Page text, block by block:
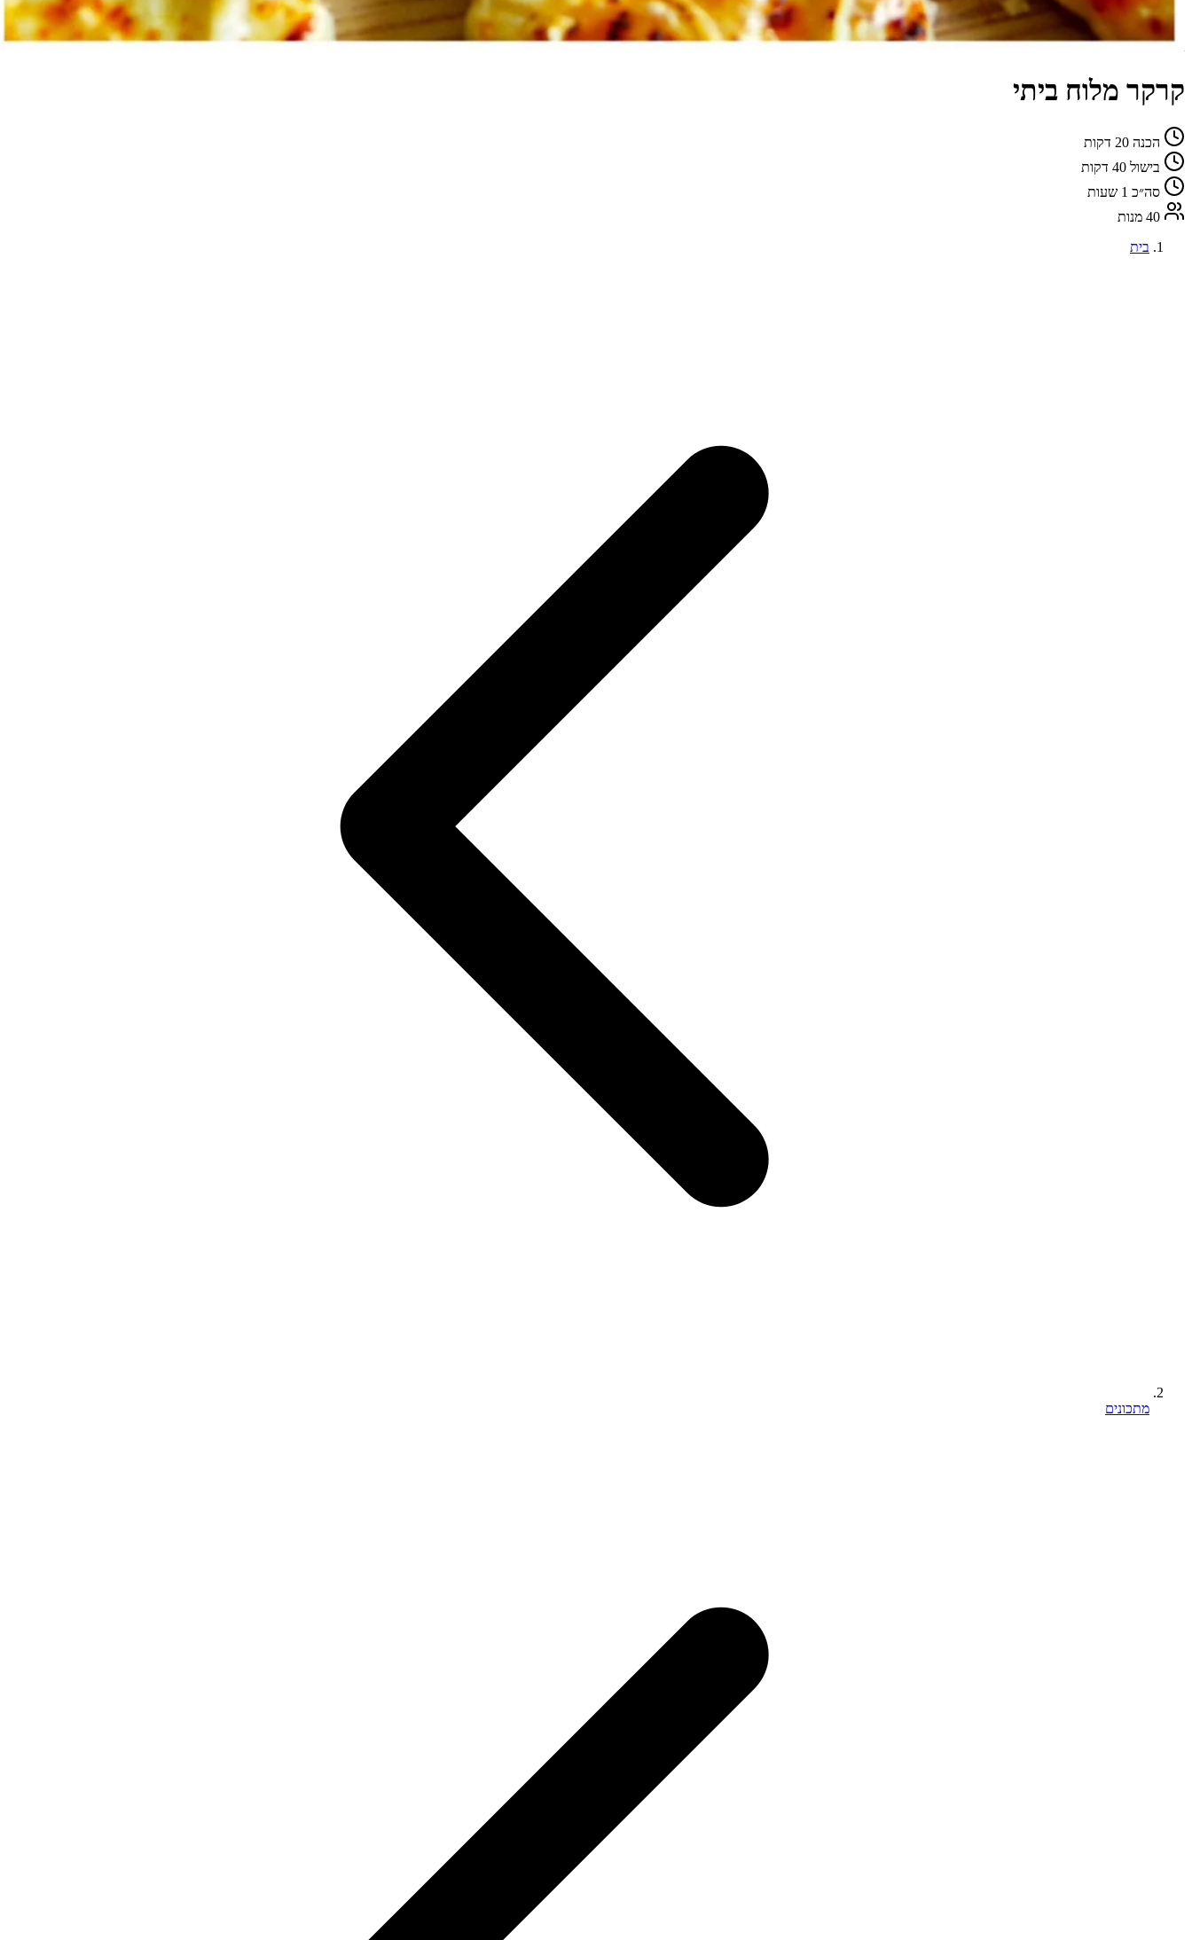
קרקר מלוח ביתי
הכנה
בישול
סה״כ
40 מנות
בית
מתכונים